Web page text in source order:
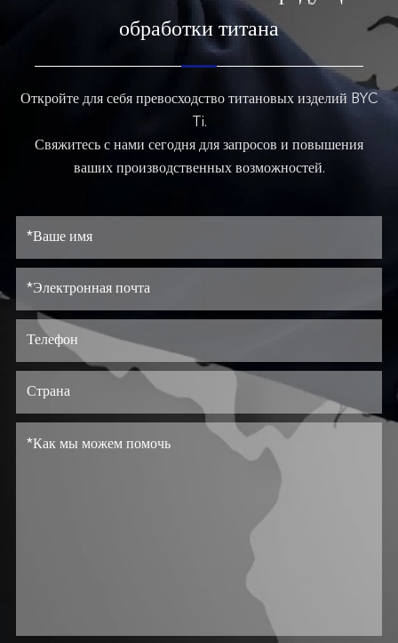
обработки титана
Откройте для себя превосходство титановых изделий BYC
Ti.
Свяжитесь с нами сегодня для запросов и повышения
ваших производственных возможностей.